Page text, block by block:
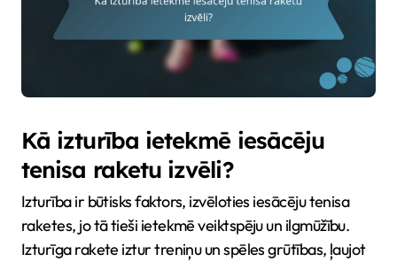
Kā izturība ietekmē iesācēju
tenisa raketu izvēli?
Izturība ir būtisks faktors, izvēloties iesācēju tenisa
raketes, jo tā tieši ietekmē veiktspēju un ilgmūžību.
Izturīga rakete iztur treniņu un spēles grūtības, ļaujot